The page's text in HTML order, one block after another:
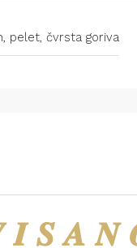
pelet, čvrsta goriva
𝑺 𝑨 𝑵